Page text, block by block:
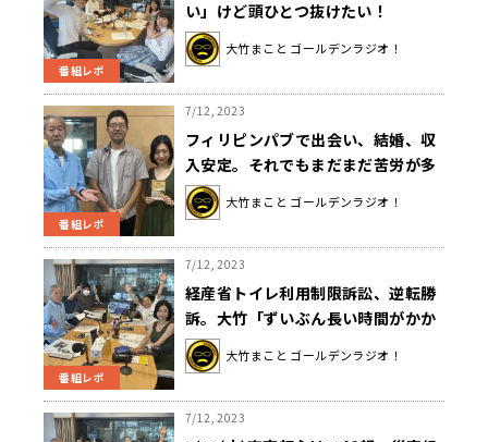
番組レポ
い」けど頭ひとつ抜けたい！
大竹まこと ゴールデンラジオ！
番組レポ
7/12, 2023
フィリピンパブで出会い、結婚、収
入安定。それでもまだまだ苦労が多
い!?
大竹まこと ゴールデンラジオ！
番組レポ
7/12, 2023
経産省トイレ利用制限訴訟、逆転勝
訴。大竹「ずいぶん長い時間がかか
りましたね。この多様性の時代に」
大竹まこと ゴールデンラジオ！
7/12, 2023